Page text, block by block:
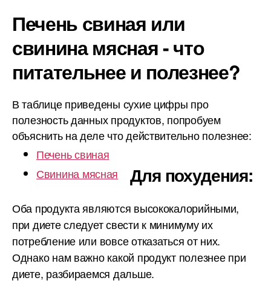
Печень свиная или
свинина мясная - что
питательнее и полезнее?
В таблице приведены сухие цифры про
полезность данных продуктов, попробуем
объяснить на деле что действительно полезнее:
Печень свиная
Свинина мясная
Для похудения:
Оба продукта являются высококалорийными,
при диете следует свести к минимуму их
потребление или вовсе отказаться от них.
Однако нам важно какой продукт полезнее при
диете, разбираемся дальше.